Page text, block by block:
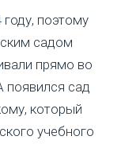
поэтому
садом
прямо во
появился сад
который
учебного